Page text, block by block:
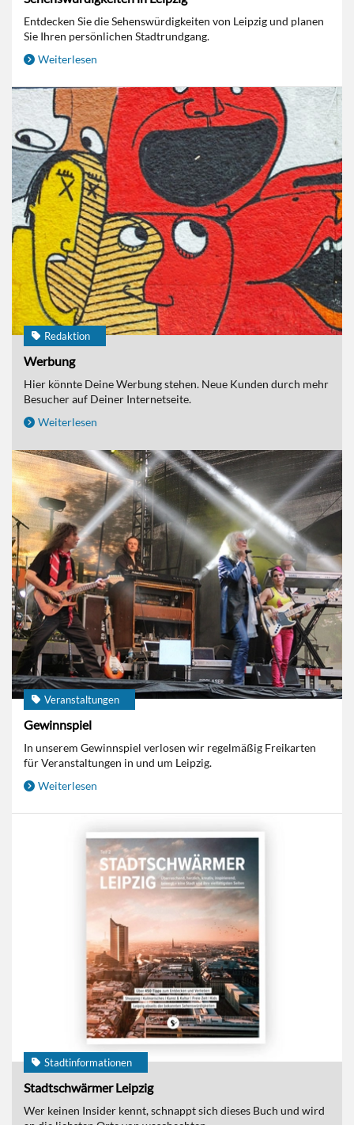
Entdecken Sie die Sehenswürdigkeiten von Leipzig und planen
Sie Ihren persönlichen Stadtrundgang.
Weiterlesen
Redaktion
Werbung
Hier könnte Deine Werbung stehen. Neue Kunden durch mehr
Besucher auf Deiner Internetseite.
Weiterlesen
Veranstaltungen
Gewinnspiel
In unserem Gewinnspiel verlosen wir regelmäßig Freikarten
für Veranstaltungen in und um Leipzig.
Weiterlesen
Stadtinformationen
Stadtschwärmer Leipzig
Wer keinen Insider kennt, schnappt sich dieses Buch und wird